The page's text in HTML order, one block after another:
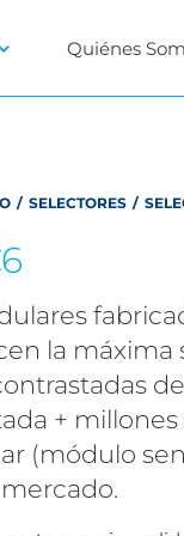
Quiénes
/ SELECTORES /
la
+
(módulo